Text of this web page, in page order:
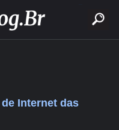
Internet das